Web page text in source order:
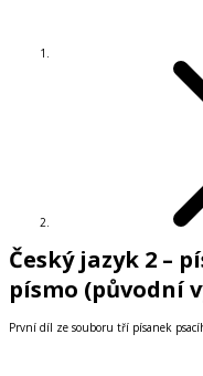
Český jazyk 2 –
písmo (původní
První díl ze souboru tří písanek